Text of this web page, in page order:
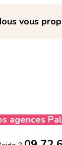
vous
agences